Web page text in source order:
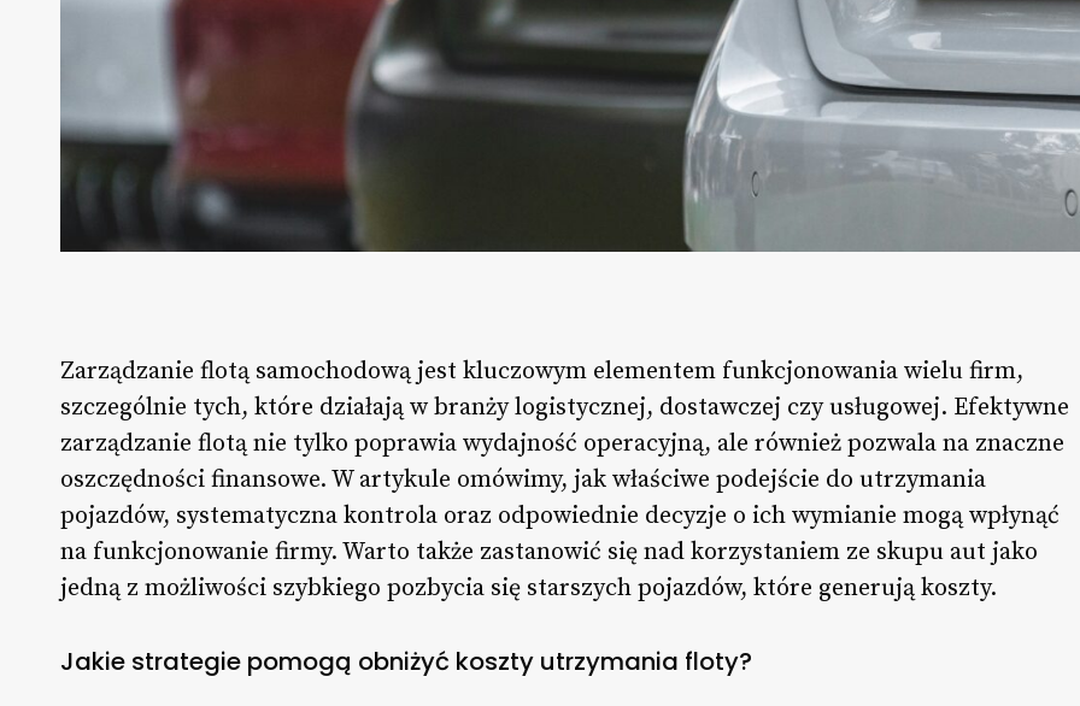
Zarządzanie flotą samochodową jest kluczowym elementem funkcjonowania wielu firm,
szczególnie tych, które działają w branży logistycznej, dostawczej czy usługowej. Efektywne
zarządzanie flotą nie tylko poprawia wydajność operacyjną, ale również pozwala na znaczne
oszczędności finansowe. W artykule omówimy, jak właściwe podejście do utrzymania
pojazdów, systematyczna kontrola oraz odpowiednie decyzje o ich wymianie mogą wpłynąć
na funkcjonowanie firmy. Warto także zastanowić się nad korzystaniem ze skupu aut jako
jedną z możliwości szybkiego pozbycia się starszych pojazdów, które generują koszty.
Jakie strategie pomogą obniżyć koszty utrzymania floty?